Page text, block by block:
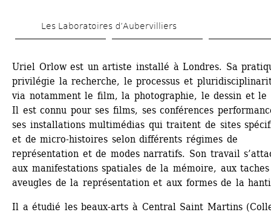
au
principal
Les Laboratoires d’Aubervilliers
Uriel Orlow est un artiste installé à Londres. Sa
privilégie la recherche, le processus et
via notamment le film, la photographie, le dessin et le
Il est connu pour ses films, ses conférences
ses installations multimédias qui traitent de sites
et de micro-histoires selon différents régimes de
représentation et de modes narratifs. Son travail
aux manifestations spatiales de la mémoire, aux taches
aveugles de la représentation et aux formes de la
Il a étudié les beaux-arts à Central Saint Martins